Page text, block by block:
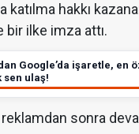
katılma hakkı
bir ilke imza attı.
Google’da işaretle, en
sen ulaş!
sonra